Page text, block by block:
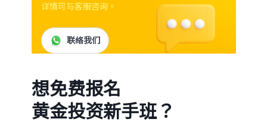
详情可与客服咨询。
联络我们
想免费报名
黄金投资新手班？